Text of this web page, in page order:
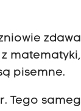
pisemne.
Tego